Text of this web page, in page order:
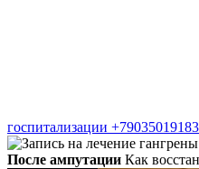
госпитализации +79035019183
После ампутации Как